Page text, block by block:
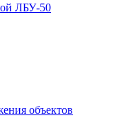
ЛБУ-50
объектов